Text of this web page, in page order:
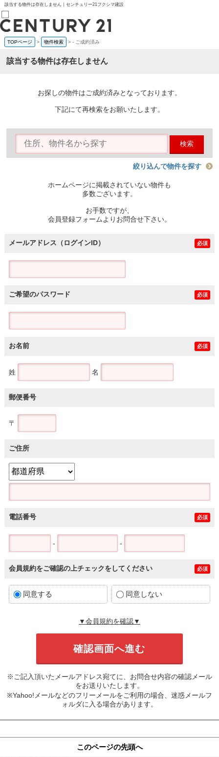
該当する物件は存在しません｜センチュリー21フクシマ建設
売買部
0120-800-844
賃貸部
会員メニュー
物件を探す
購入TOP
条件から探す
住宅ローン控除シミュレータ
TOPページ > 物件検索 >- ご成約済み
該当する物件は存在しません
お探しの物件はご成約済みとなっております。
下記にて再検索をお願いたします。
検索
絞り込んで物件を探す
ホームページに掲載されていない物件も
多数ございます。
お手数ですが、
会員登録フォームよりお問合せ下さい。
メールアドレス（ログインID） 必須
ご希望のパスワード 必須
お名前 必須
姓 名
郵便番号
〒
ご住所
電話番号 必須
- -
会員規約をご確認の上チェックをしてください 必須
同意する 同意しない
▼会員規約を確認▼
※ご記入頂いたメールアドレス宛てに、お問合せ内容の確認メール
をお送りいたします。
※Yahoo!メールなどのフリーメールをご利用の場合、迷惑メールフ
ォルダに入る場合があります。
このページの先頭へ